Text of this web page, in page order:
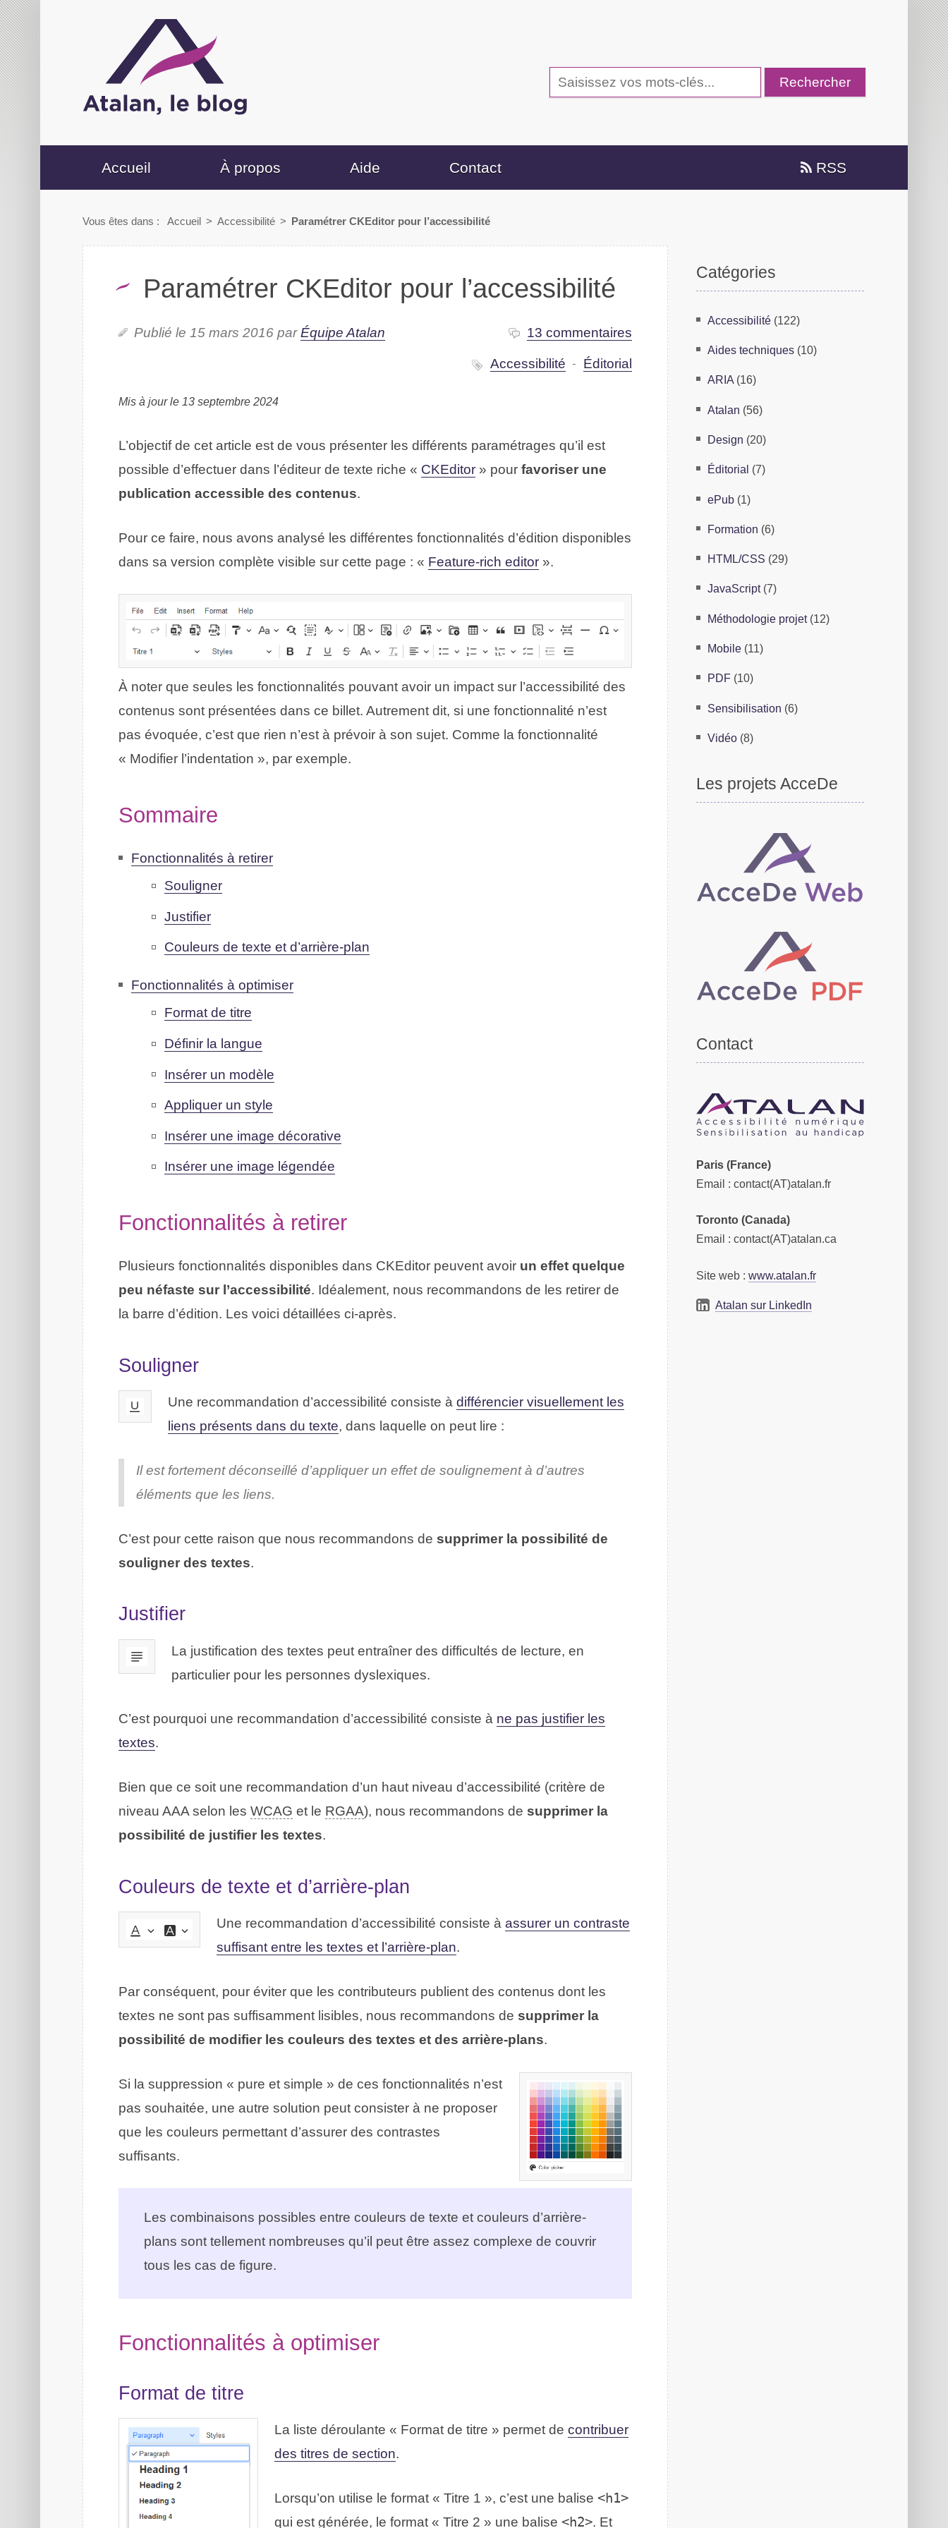
Accueil À propos Aide Contact RSS
Vous êtes dans : Accueil > Accessibilité > Paramétrer CKEditor pour l’accessibilité
Paramétrer CKEditor pour l’accessibilité
13 commentaires
Publié le 15 mars 2016 parÉquipe Atalan
Accessibilité Éditorial
Mis à jour le 13 septembre 2024
L’objectif de cet article est de vous présenter les différents paramétrages qu’il est
possible d’effectuer dans l’éditeur de texte riche « CKEditor» pour favoriser une
publication accessible des contenus.
Pour ce faire, nous avons analysé les différentes fonctionnalités d’édition disponibles
dans sa version complète visible sur cette page : « Feature-rich editor».
À noter que seules les fonctionnalités pouvant avoir un impact sur l’accessibilité des
contenus sont présentées dans ce billet. Autrement dit, si une fonctionnalité n’est
pas évoquée, c’est que rien n’est à prévoir à son sujet. Comme la fonctionnalité
« Modifier l’indentation », par exemple.
Sommaire
Fonctionnalités à retirer
Souligner
Justifier
Couleurs de texte et d’arrière-plan
Fonctionnalités à optimiser
Format de titre
Définir la langue
Insérer un modèle
Appliquer un style
Insérer une image décorative
Insérer une image légendée
Fonctionnalités à retirer
Plusieurs fonctionnalités disponibles dans CKEditor peuvent avoir un effet quelque
peu néfaste sur l’accessibilité. Idéalement, nous recommandons de les retirer de
la barre d’édition. Les voici détaillées ci-après.
Souligner
Une recommandation d’accessibilité consiste àdifférencier visuellement les
liens présents dans du texte, dans laquelle on peut lire :
Il est fortement déconseillé d’appliquer un effet de soulignement à d’autres
éléments que les liens.
C’est pour cette raison que nous recommandons de supprimer la possibilité de
souligner des textes.
Justifier
La justification des textes peut entraîner des difficultés de lecture, en
particulier pour les personnes dyslexiques.
C’est pourquoi une recommandation d’accessibilité consiste à ne pas justifier les
textes.
Bien que ce soit une recommandation d’un haut niveau d’accessibilité (critère de
niveau AAA selon les WCAG et le RGAA), nous recommandons de supprimer la
possibilité de justifier les textes.
Couleurs de texte et d’arrière-plan
Une recommandation d’accessibilité consiste àassurer un contraste
suffisant entre les textes et l’arrière-plan.
Par conséquent, pour éviter que les contributeurs publient des contenus dont les
textes ne sont pas suffisamment lisibles, nous recommandons de supprimer la
possibilité de modifier les couleurs des textes et des arrière-plans.
Si la suppression « pure et simple » de ces fonctionnalités n’est
pas souhaitée, une autre solution peut consister à ne proposer
que les couleurs permettant d’assurer des contrastes
suffisants.
Les combinaisons possibles entre couleurs de texte et couleurs d’arrière-
plans sont tellement nombreuses qu’il peut être assez complexe de couvrir
tous les cas de figure.
Fonctionnalités à optimiser
Format de titre
La liste déroulante « Format de titre » permet decontribuer
des titres de section.
Lorsqu’on utilise le format « Titre 1 », c’est une balise<h1>
qui est générée, le format « Titre 2 » une balise<h2>. Et
Catégories
Accessibilité (122)
Aides techniques (10)
ARIA (16)
Atalan (56)
Design (20)
Éditorial (7)
ePub (1)
Formation (6)
HTML/CSS (29)
JavaScript(7)
Méthodologie projet(12)
Mobile (11)
PDF (10)
Sensibilisation (6)
Vidéo (8)
Les projets AcceDe
Contact
Paris (France)
Email : contact(AT)atalan.fr
Toronto (Canada)
Email : contact(AT)atalan.ca
Site web : www.atalan.fr
Atalan sur LinkedIn